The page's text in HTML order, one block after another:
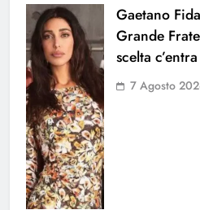
Gaetano
Grande
scelta
7 Agosto